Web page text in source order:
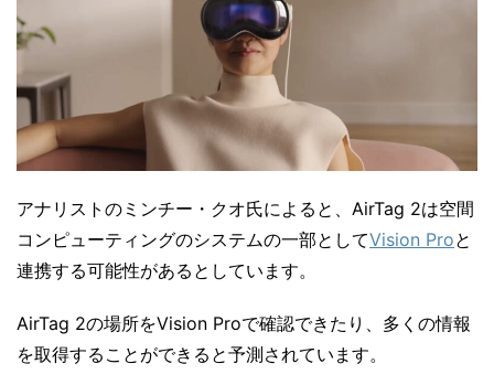
アナリストのミンチー・クオ氏によると、AirTag 2は空間
コンピューティングのシステムの一部としてVision Proと
連携する可能性があるとしています。
AirTag 2の場所をVision Proで確認できたり、多くの情報
を取得することができると予測されています。